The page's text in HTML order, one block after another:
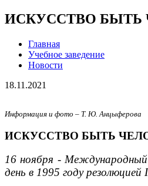
ИСКУССТВО БЫТЬ
Главная
Учебное заведение
Новости
18.11.2021
Информация и фото – Т. Ю. Анцыферова
ИСКУССТВО БЫТЬ
16 ноября -
день в 1995 году